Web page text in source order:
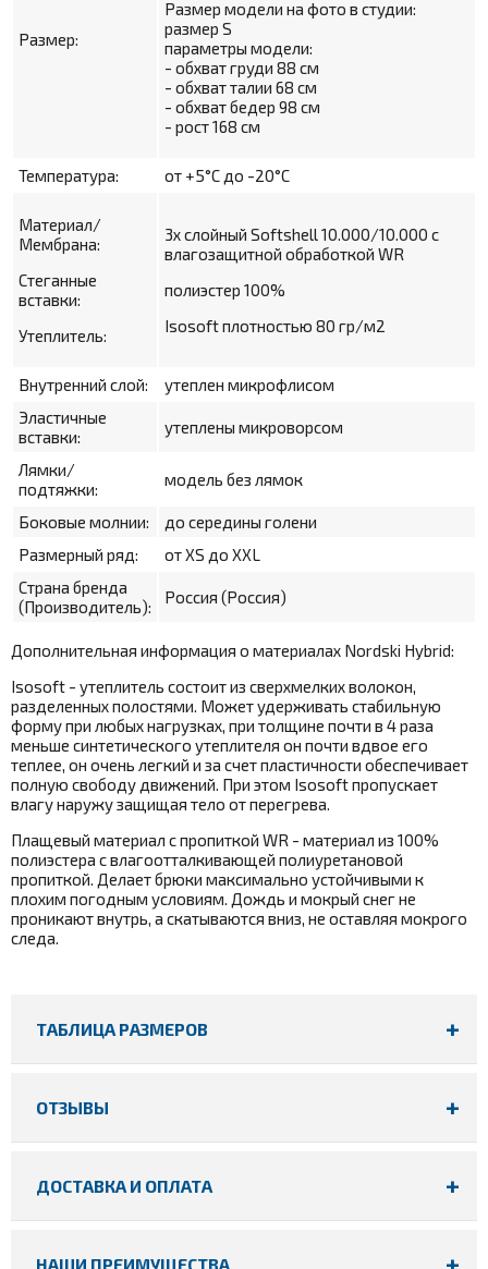
Размер:
Размер модели на фото в студии:
размер S
параметры модели:
- обхват груди 88 см
- обхват талии 68 см
- обхват бедер 98 см
- рост 168 см
Температура: от +5°С до -20°С
Материал/
Мембрана:
Стеганные
вставки:
Утеплитель:
3х слойный Softshell10.000/10.000 с
влагозащитной обработкой WR
полиэстер 100%
Isosoft плотностью 80 гр/м2
Внутренний слой:
утеплен микрофлисом
Эластичные
вставки:
утеплены микроворсом
Лямки/
подтяжки:
модель без лямок
Боковые молнии:
до середины голени
Размерный ряд:
от XS до XXL
Страна бренда
(Производитель):
Россия (Россия)
Дополнительная информация о материалах Nordski Hybrid:
Isosoft - утеплитель состоит из сверхмелких волокон,
разделенных полостями. Может удерживать стабильную
форму при любых нагрузках, при толщине почти в 4 раза
меньше синтетического утеплителя он почти вдвое его
теплее, он очень легкий и за счет пластичности обеспечивает
полную свободу движений. При этом Isosoft пропускает
влагу наружу защищая тело от перегрева.
Плащевый материал с пропиткой WR - материал из 100%
полиэстера с влагоотталкивающей полиуретановой
пропиткой. Делает брюки максимально устойчивыми к
плохим погодным условиям. Дождь и мокрый снег не
проникают внутрь, а скатываются вниз, не оставляя мокрого
следа.
ТАБЛИЦА РАЗМЕРОВ
ОТЗЫВЫ
ДОСТАВКА И ОПЛАТА
НАШИ ПРЕИМУЩЕСТВА